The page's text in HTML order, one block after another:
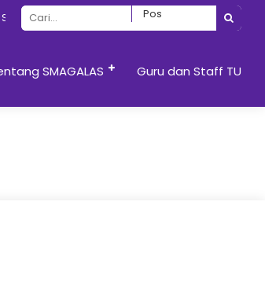
13 Semarang
SMAGALAS Guru dan Staff TU